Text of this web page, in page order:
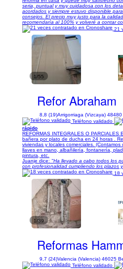
seria, puntual y muy cuidadosa con los
acordados y siempre estuvo disponible
consejos. El precio muy justo para la
recomendaría al 100% y volveré a contar
21
1/55
Refor Abraham
8,8 (19)Arrigorriaga (Vizcaya) 48480
Teléfono validado
rápido
REFORMAS INTEGRALES O PARCIALES
bañera por plato de ducha en 24 horas .
viviendas y locales comerciales.
llaves en mano, albañilería, fontanería,
pintura, etc.
Juanje dice: "Ha llevado a cabo todos los
con profesionalidad cumpliendo los plazos
18
1/39
Reformas
9,7 (24)Valencia (Valencia) 46025
Teléfono validado